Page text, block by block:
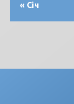
« Січ